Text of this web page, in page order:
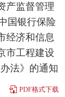
图说互动
人文北京
产监督管理
国银行保险
经济和信息
市工程建设
法》的通知
PDF格式下载